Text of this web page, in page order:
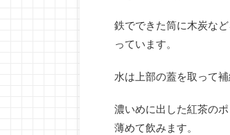
鉄でできた筒に木炭な
っています。
水は上部の蓋を取って
濃いめに出した紅茶の
薄めて飲みます。